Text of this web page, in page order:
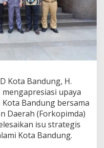
Kota Bandung, H.
mengapresiasi upaya
Bandung bersama
Daerah (Forkopimda)
isu strategis
Kota Bandung.